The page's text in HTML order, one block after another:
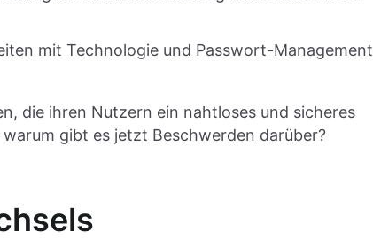
mit Technologie und Passwort-Management
die ihren Nutzern ein nahtloses und sicheres
gibt es jetzt Beschwerden darüber?